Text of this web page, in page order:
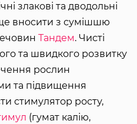
злакові та дводольні
вносити з сумішшю
Тандем. Чисті
та швидкого розвитку
рослин
та підвищення
стимулятор росту,
(гумат калію,